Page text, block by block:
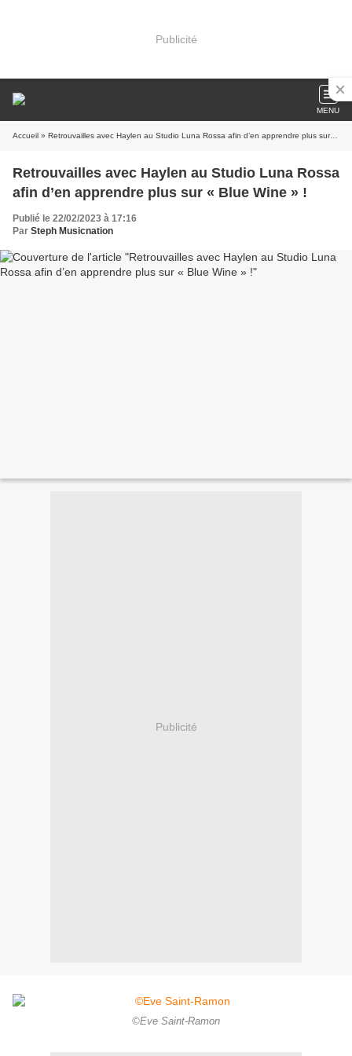
Publicité
MENU
Accueil » Retrouvailles avec Haylen au Studio Luna Rossa afin d’en apprendre plus sur « Blue Wine » !
Retrouvailles avec Haylen au Studio Luna Rossa
afin d’en apprendre plus sur « Blue Wine » !
Publié le 22/02/2023 à 17:16
Par Steph Musicnation
Publicité
©Eve Saint-Ramon